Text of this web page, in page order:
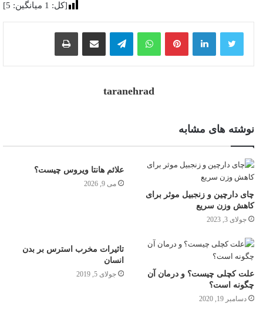
[کل: 1 میانگین: 5
]
پینترست واتس آپ تلگرام اشتراک گذاری از طریق ایمیل
taranehrad
نوشته های مشابه
چای دارچین و زنجبیل موثر برای
کاهش وزن سریع
جولای 3, 2023
علائم هانتا ویروس چیست؟
می 9, 2026
علت کچلی چیست؟ و درمان آن
چگونه است؟
دسامبر 19, 2020
تاثیرات مخرب استرس بر بدن
انسان
جولای 5, 2019